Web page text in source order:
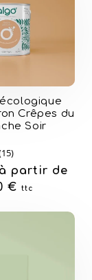
Crêpes du
Soir
à partir de
€
ttc